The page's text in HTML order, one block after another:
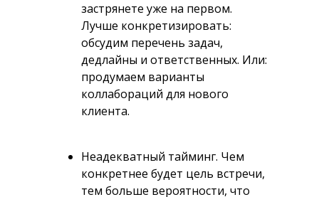
застрянете уже на первом.
Лучше конкретизировать:
обсудим перечень задач,
дедлайны и ответственных. Или:
продумаем варианты
коллабораций для нового
клиента.
Неадекватный тайминг. Чем
конкретнее будет цель встречи,
тем больше вероятности, что